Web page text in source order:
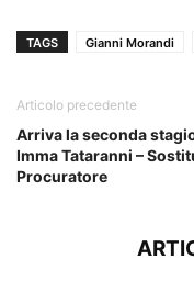
TAGS Gianni Morandi
Articolo precedente
Arriva la seconda
Imma Tataranni –
Procuratore